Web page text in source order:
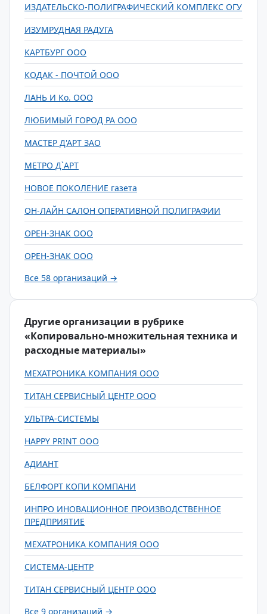
ИЗДАТЕЛЬСКО-ПОЛИГРАФИЧЕСКИЙ КОМПЛЕКС ОГУ
ИЗУМРУДНАЯ РАДУГА
КАРТБУРГ ООО
КОДАК - ПОЧТОЙ ООО
ЛАНЬ И Ко. ООО
ЛЮБИМЫЙ ГОРОД РА ООО
МАСТЕР Д'АРТ ЗАО
МЕТРО Д`АРТ
НОВОЕ ПОКОЛЕНИЕ газета
ОН-ЛАЙН САЛОН ОПЕРАТИВНОЙ ПОЛИГРАФИИ
ОРЕН-ЗНАК ООО
ОРЕН-ЗНАК ООО
Все 58 организаций →
Другие организации в рубрике
«Копировально-множительная техника и
расходные материалы»
МЕХАТРОНИКА КОМПАНИЯ ООО
ТИТАН СЕРВИСНЫЙ ЦЕНТР ООО
УЛЬТРА-СИСТЕМЫ
HAPPY PRINT ООО
АДИАНТ
БЕЛФОРТ КОПИ КОМПАНИ
ИНПРО ИНОВАЦИОННОЕ ПРОИЗВОДСТВЕННОЕ
ПРЕДПРИЯТИЕ
МЕХАТРОНИКА КОМПАНИЯ ООО
СИСТЕМА-ЦЕНТР
ТИТАН СЕРВИСНЫЙ ЦЕНТР ООО
Все 9 организаций →